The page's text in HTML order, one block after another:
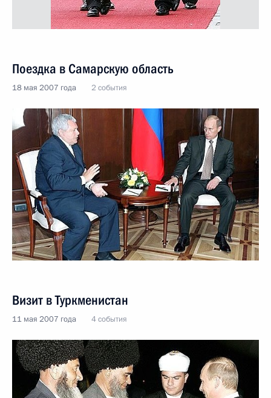
Поездка в Самарскую область
18 мая 2007 года 2 события
Визит в Туркменистан
11 мая 2007 года 4 события